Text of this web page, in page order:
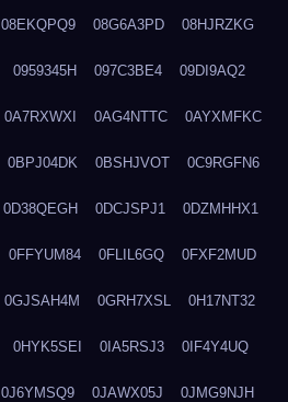
08EKQPQ9 08G6A3PD 08HJRZKG
0959345H 097C3BE4 09DI9AQ2
0A7RXWXI 0AG4NTTC 0AYXMFKC
0BPJ04DK 0BSHJVOT 0C9RGFN6
0D38QEGH 0DCJSPJ1 0DZMHHX1
0FFYUM84 0FLIL6GQ 0FXF2MUD
0GJSAH4M 0GRH7XSL 0H17NT32
0HYK5SEI 0IA5RSJ3 0IF4Y4UQ
0J6YMSQ9 0JAWX05J 0JMG9NJH